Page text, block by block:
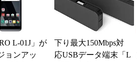
L-01J」が
ョンアッ
下り最大150Mbps対
応USBデータ端末「L